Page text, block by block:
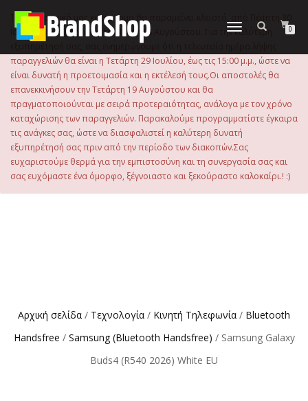
περιεχόμενο
Εναλλαγή
0
Το ηλεκτρονικό μας κατάστημα θα παραμείνει κλειστό, από Πέμπτη 30
Ιουλίου 2026 μέχρι και την Τρίτη 18 Αυγούστου. Για την καλύτερη
εξυπηρέτησή σας, σας ενημερώνουμε ότι η τελευταία ημέρα λήψης
παραγγελιών θα είναι η Τετάρτη 29 Ιουλίου, έως τις 15:00 μ.μ., ώστε να
είναι δυνατή η προετοιμασία και η εκτέλεσή τους.Οι αποστολές θα
επανεκκινήσουν την Τετάρτη 19 Αυγούστου και θα
πραγματοποιούνται με σειρά προτεραιότητας, ανάλογα με τον χρόνο
καταχώρισης των παραγγελιών. Παρακαλούμε προγραμματίστε έγκαιρα
τις ανάγκες σας, ώστε να διασφαλιστεί η καλύτερη δυνατή
εξυπηρέτησή σας πριν από την περίοδο των διακοπών.Σας
ευχαριστούμε θερμά για την εμπιστοσύνη και τη συνεργασία σας και
σας ευχόμαστε ένα όμορφο, ξέγνοιαστο και ξεκούραστο καλοκαίρι.! :)
Αρχική σελίδα / Τεχνολογία / Κινητή Τηλεφωνία / Bluetooth
Handsfree / Samsung (Bluetooth Handsfree) / Samsung Galaxy
Buds4 (R540 2026) White EU